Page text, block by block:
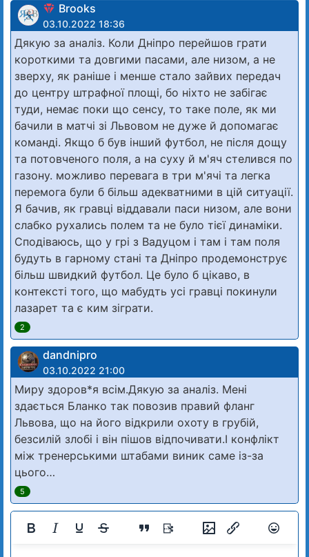
Brooks
03.10.2022 18:36
Дякую за аналіз. Коли Дніпро перейшов грати
короткими та довгими пасами, але низом, а не
зверху, як раніше і менше стало зайвих передач
до центру штрафної площі, бо ніхто не забігає
туди, немає поки що сенсу, то таке поле, як ми
бачили в матчі зі Львовом не дуже й допомагає
команді. Якщо б був інший футбол, не після дощу
та потовченого поля, а на суху й м'яч стелився по
газону. можливо перевага в три м'ячі та легка
перемога були б більш адекватними в цій ситуації.
Я бачив, як гравці віддавали паси низом, але вони
слабко рухались полем та не було тієї динаміки.
Сподіваюсь, що у грі з Вадуцом і там і там поля
будуть в гарному стані та Дніпро продемонструє
більш швидкий футбол. Це було б цікаво, в
контексті того, що мабудть усі гравці покинули
лазарет та є ким зіграти.
2
dandnipro
03.10.2022 21:00
Миру здоров*я всім.Дякую за аналіз. Мені
здається Бланко так повозив правий фланг
Львова, що на його відкрили охоту в грубій,
безсилій злобі і він пішов відпочивати.І конфлікт
між тренерськими штабами виник саме із-за
цього…
5